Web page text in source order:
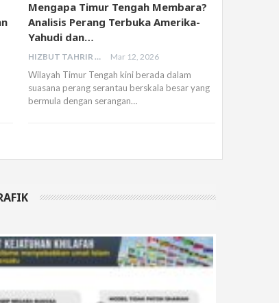
Mengapa Timur Tengah Membara?
Analisis Perang Terbuka Amerika-
Yahudi dan…
HIZBUT TAHRIR MALAYSIA Mar 12, 2026
Wilayah Timur Tengah kini berada dalam
suasana perang serantau berskala besar yang
bermula dengan serangan…